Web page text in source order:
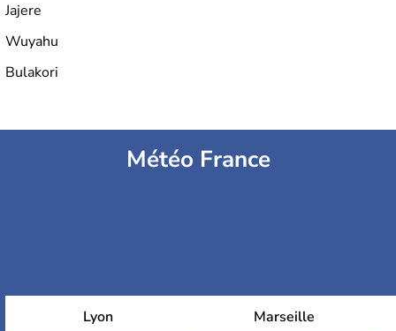
Jajere
Wuyahu
Bulakori
Météo France
Lyon Marseille